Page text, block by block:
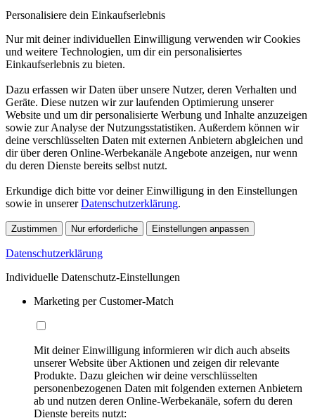
Personalisiere dein Einkaufserlebnis
Nur mit deiner individuellen Einwilligung verwenden wir Cookies
und weitere Technologien, um dir ein personalisiertes
Einkaufserlebnis zu bieten.
Dazu erfassen wir Daten über unsere Nutzer, deren Verhalten und
Geräte. Diese nutzen wir zur laufenden Optimierung unserer
Website und um dir personalisierte Werbung und Inhalte anzuzeigen
sowie zur Analyse der Nutzungsstatistiken. Außerdem können wir
deine verschlüsselten Daten mit externen Anbietern abgleichen und
dir über deren Online-Werbekanäle Angebote anzeigen, nur wenn
du deren Dienste bereits selbst nutzt.
Erkundige dich bitte vor deiner Einwilligung in den Einstellungen
sowie in unsererDatenschutzerklärung.
Zustimmen Nur erforderliche Einstellungen anpassen
Datenschutzerklärung
Individuelle Datenschutz-Einstellungen
Marketing per Customer-Match
Mit deiner Einwilligung informieren wir dich auch abseits
unserer Website über Aktionen und zeigen dir relevante
Produkte. Dazu gleichen wir deine verschlüsselten
personenbezogenen Daten mit folgenden externen Anbietern
ab und nutzen deren Online-Werbekanäle, sofern du deren
Dienste bereits nutzt: